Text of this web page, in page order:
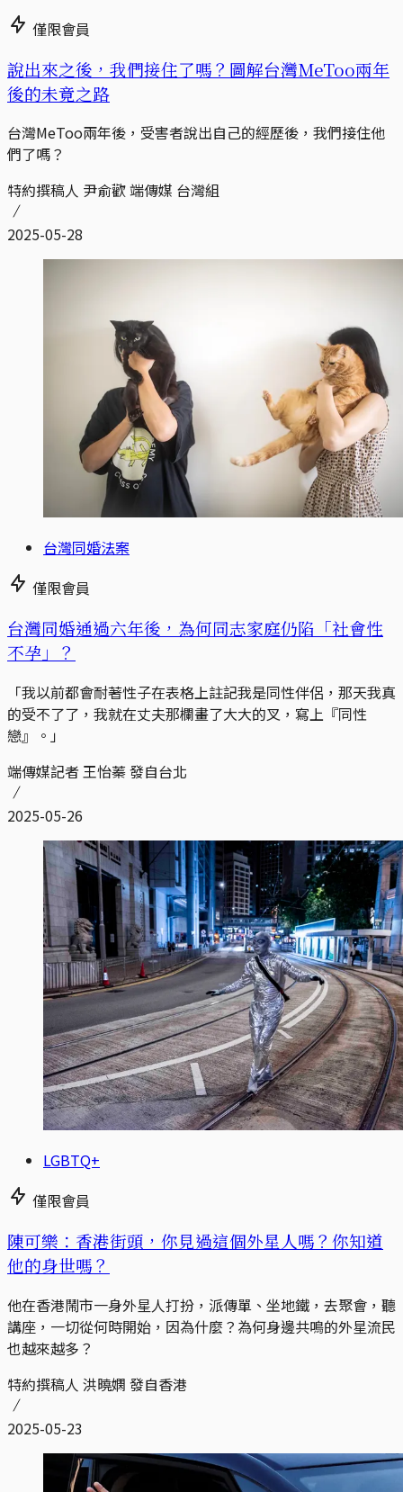
僅限會員
說出來之後，我們接住了嗎？圖解台灣MeToo兩年
後的未竟之路
台灣MeToo兩年後，受害者說出自己的經歷後，我們接住他
們了嗎？
特約撰稿人 尹俞歡 端傳媒 台灣組
2025-05-28
台灣同婚法案
僅限會員
台灣同婚通過六年後，為何同志家庭仍陷「社會性
不孕」？
「我以前都會耐著性子在表格上註記我是同性伴侶，那天我真
的受不了了，我就在丈夫那欄畫了大大的叉，寫上『同性
戀』。」
端傳媒記者 王怡蓁 發自台北
2025-05-26
LGBTQ+
僅限會員
陳可樂：香港街頭，你見過這個外星人嗎？你知道
他的身世嗎？
他在香港鬧市一身外星人打扮，派傳單、坐地鐵，去聚會，聽
講座，一切從何時開始，因為什麼？為何身邊共鳴的外星流民
也越來越多？
特約撰稿人 洪曉嫻 發自香港
2025-05-23